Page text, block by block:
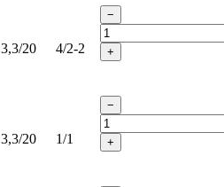
3,3/20 4/2-2
−
+
3,3/20 1/1
−
+